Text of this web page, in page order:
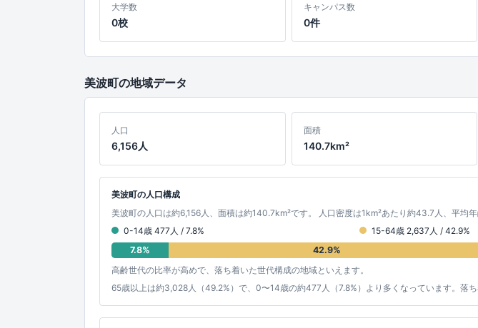
大学数
0校
キャンパス数
0件
美波町の地域データ
人口
6,156人
面積
140.7km²
美波町の人口構成
美波町の人口は約6,156人、面積は約140.7km²です。 人口密度は1km²あたり約43.7人、平均年
0-14歳 477人 / 7.8%
15-64歳 2,637人 / 42.9%
7.8%
42.9%
高齢世代の比率が高めで、落ち着いた世代構成の地域といえます。
65歳以上は約3,028人（49.2%）で、0〜14歳の約477人（7.8%）より多くなっています。落ち